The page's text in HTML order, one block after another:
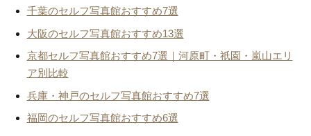
千葉のセルフ写真館おすすめ7選
大阪のセルフ写真館おすすめ13選
京都セルフ写真館おすすめ7選｜河原町・祇園・嵐山エリ
ア別比較
兵庫・神戸のセルフ写真館おすすめ7選
福岡のセルフ写真館おすすめ6選